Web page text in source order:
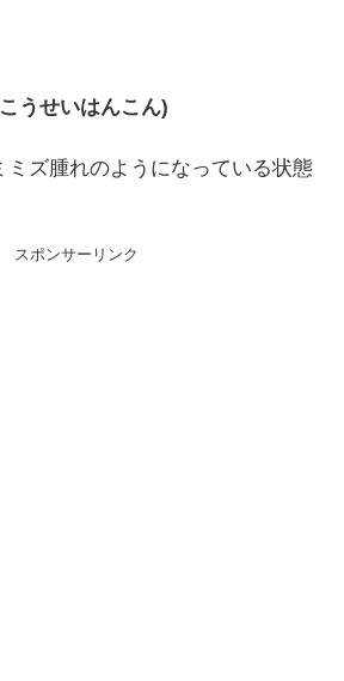
うせいはんこん)
ズ腫れのようになっている状態
スポンサーリンク